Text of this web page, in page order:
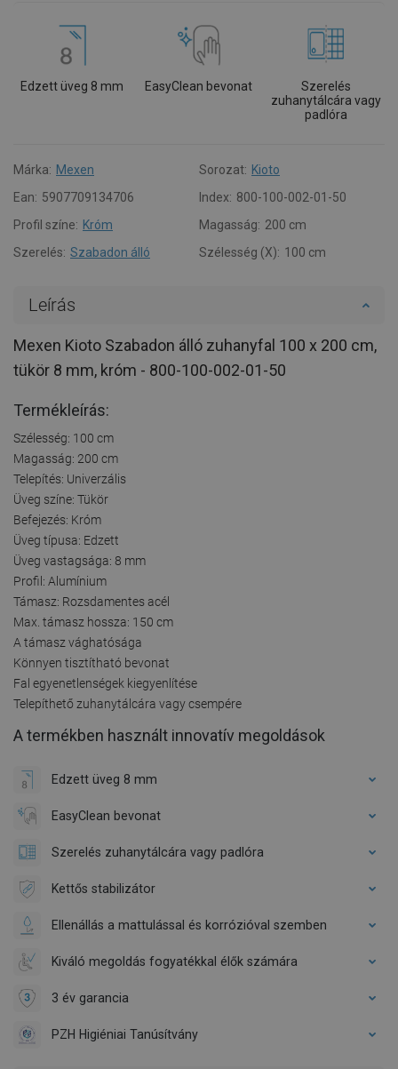
Edzett üveg 8 mm EasyClean bevonat
Szerelés
zuhanytálcára vagy
padlóra
Márka: Mexen Sorozat: Kioto
Ean: 5907709134706 Index: 800-100-002-01-50
Profil színe: Króm Magasság: 200 cm
Szerelés: Szabadon álló Szélesség (X): 100 cm
Leírás
Mexen Kioto Szabadon álló zuhanyfal 100 x 200 cm,
tükör 8 mm, króm - 800-100-002-01-50
Termékleírás:
Szélesség: 100 cm
Magasság: 200 cm
Telepítés: Univerzális
Üveg színe: Tükör
Befejezés: Króm
Üveg típusa: Edzett
Üveg vastagsága: 8 mm
Profil: Alumínium
Támasz: Rozsdamentes acél
Max. támasz hossza: 150 cm
A támasz vághatósága
Könnyen tisztítható bevonat
Fal egyenetlenségek kiegyenlítése
Telepíthető zuhanytálcára vagy csempére
A termékben használt innovatív megoldások
Edzett üveg 8 mm
EasyClean bevonat
Szerelés zuhanytálcára vagy padlóra
Kettős stabilizátor
Ellenállás a mattulással és korrózióval szemben
Kiváló megoldás fogyatékkal élők számára
3 év garancia
PZH Higiéniai Tanúsítvány